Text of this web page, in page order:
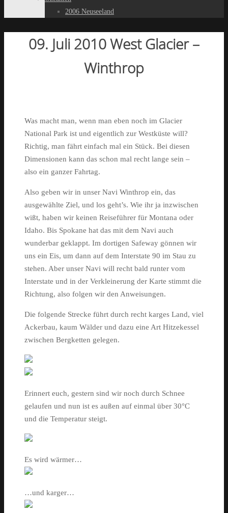
2006 Neuseeland
09. Juli 2010 West Glacier –
Winthrop
Was macht man, wenn man eben noch im Glacier
National Park ist und eigentlich zur Westküste will?
Richtig, man fährt einfach mal ein Stück. Bei diesen
Dimensionen kann das schon mal recht lange sein –
also ein ganzer Fahrtag.
Also geben wir in unser Navi Winthrop ein, das
ausgewählte Ziel, und los geht’s. Wie ihr ja inzwischen
wißt, haben wir keinen Reiseführer für Montana oder
Idaho. Bis Spokane hat das mit dem Navi auch
wunderbar geklappt. Im dortigen Safeway gönnen wir
uns ein Eis, um dann auf dem Interstate 90 im Stau zu
stehen. Aber unser Navi will recht bald runter vom
Interstate und in der Verkleinerung der Karte stimmt die
Richtung, also folgen wir den Anweisungen.
Die folgende Strecke führt durch recht karges Land, viel
Ackerbau, kaum Wälder und dazu eine Art Hitzekessel
zwischen Bergketten gelegen.
Erinnert euch, gestern sind wir noch durch Schnee
gelaufen und nun ist es außen auf einmal über 30°C
und die Temperatur steigt.
Es wird wärmer…
…und karger…